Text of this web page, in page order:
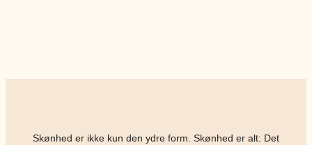
Skønhed er ikke kun den ydre form. Skønhed er alt: Det